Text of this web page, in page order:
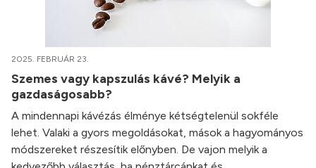
2025. FEBRUÁR 23.
Szemes vagy kapszulás kávé? Melyik a
gazdaságosabb?
A mindennapi kávézás élménye kétségtelenül sokféle
lehet. Valaki a gyors megoldásokat, mások a hagyományos
módszereket részesítik előnyben. De vajon melyik a